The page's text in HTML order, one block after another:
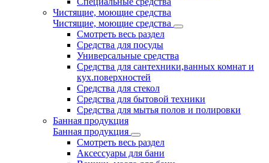
Чистящие, моющие средства
Чистящие, моющие средства
Смотреть весь раздел
Средства для посуды
Универсальные средства
Средства для сантехники,ванных комнат и
кух.поверхностей
Средства для стекол
Средства для бытовой техники
Средства для мытья полов и полировки
Банная продукция
Банная продукция
Смотреть весь раздел
Аксессуары для бани